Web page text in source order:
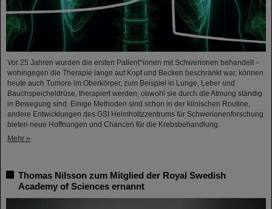
Vor 25 Jahren wurden die ersten Patient*innen mit Schwerionen behandelt –
wohingegen die Therapie lange auf Kopf und Becken beschränkt war, können
heute auch Tumore im Oberkörper, zum Beispiel in Lunge, Leber und
Bauchspeicheldrüse, therapiert werden, obwohl sie durch die Atmung ständig
in Bewegung sind. Einige Methoden sind schon in der klinischen Routine,
andere Entwicklungen des GSI Helmholtzzentrums für Schwerionenforschung
bieten neue Hoffnungen und Chancen für die Krebsbehandlung.
Mehr »
Thomas Nilsson zum Mitglied der Royal Swedish
Academy of Sciences ernannt